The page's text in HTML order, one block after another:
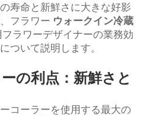
寿命と新鮮さに大きな好影
フラワー ウォークイン冷蔵
ラワーデザイナーの業務効
ついて説明します。
の利点：新鮮さと
コーラーを使用する最大の